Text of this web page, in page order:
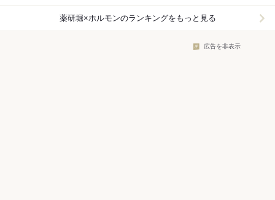
薬研堀×ホルモンのランキングをもっと見る
広告を非表示